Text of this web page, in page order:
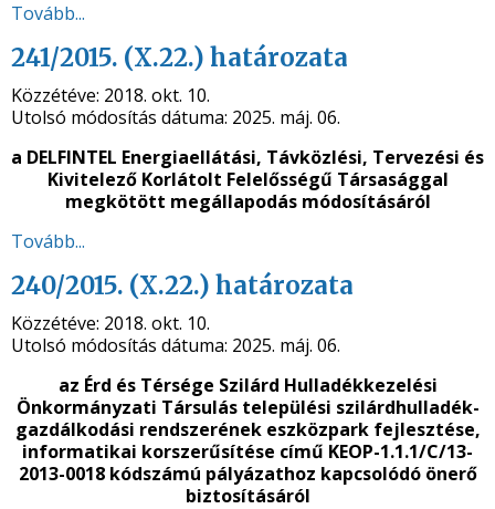
Tovább...
241/2015. (X.22.) határozata
Közzétéve: 2018. okt. 10.
Utolsó módosítás dátuma: 2025. máj. 06.
a DELFINTEL Energiaellátási, Távközlési, Tervezési és
Kivitelező Korlátolt Felelősségű Társasággal
megkötött megállapodás módosításáról
Tovább...
240/2015. (X.22.) határozata
Közzétéve: 2018. okt. 10.
Utolsó módosítás dátuma: 2025. máj. 06.
az Érd és Térsége Szilárd Hulladékkezelési
Önkormányzati Társulás települési szilárdhulladék-
gazdálkodási rendszerének eszközpark fejlesztése,
informatikai korszerűsítése című KEOP-1.1.1/C/13-
2013-0018 kódszámú pályázathoz kapcsolódó önerő
biztosításáról